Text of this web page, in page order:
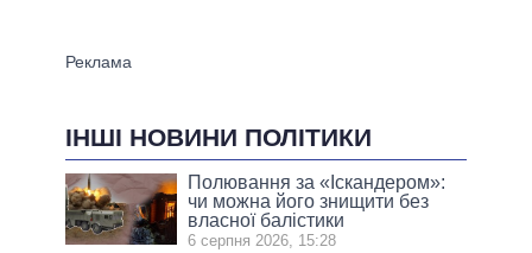
ІНШІ НОВИНИ ПОЛІТИКИ
Полювання за «Іскандером»:
чи можна його знищити без
власної балістики
6 серпня 2026, 15:28